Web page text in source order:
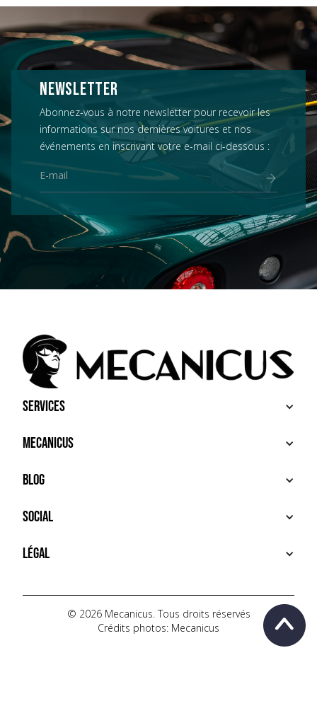
NEWSLETTER
Abonnez-vous à notre newsletter pour recevoir les
informations sur nos dernières voitures et nos
événements en inscrivant votre e-mail ci-dessous :
Services
ACHETER
VENDRE
SERVICES PREMIUM
Mecanicus
À PROPOS
HOUSE MECANICUS
CONTACT
Blog
NEWS
VIDÉOS
AUTOPÉDIA
Social
INSTAGRAM
TIKTOK
YOUTUBE
Légal
POLITIQUE DE CONFIDENTIALITÉ
© 2026 Mecanicus. Tous droits réservés
Crédits photos: Mecanicus